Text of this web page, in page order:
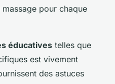
pour chaque
éducatives telles que
est vivement
des astuces